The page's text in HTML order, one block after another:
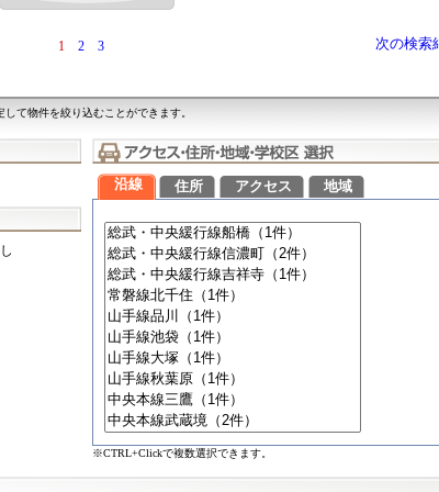
1 2 3 次の検索
て物件を絞り込むことができます。
沿線 住所 アクセス 地域
※CTRL+Clickで複数選択できます。